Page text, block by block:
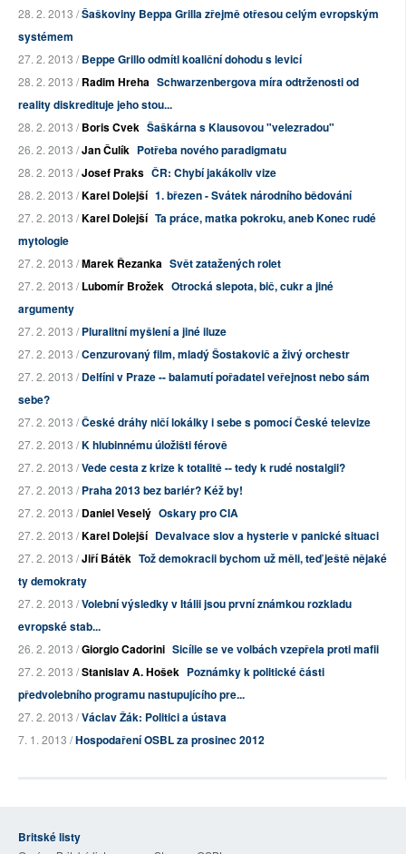
28. 2. 2013 /Šaškoviny Beppa Grilla zřejmě otřesou celým evropským
systémem
27. 2. 2013 /Beppe Grillo odmítl koaliční dohodu s levicí
28. 2. 2013 /Radim Hreha Schwarzenbergova míra odtrženosti od
reality diskredituje jeho stou...
28. 2. 2013 /Boris Cvek Šaškárna s Klausovou "velezradou"
26. 2. 2013 /Jan Čulík Potřeba nového paradigmatu
28. 2. 2013 /Josef Praks ČR: Chybí jakákoliv vize
28. 2. 2013 /Karel Dolejší 1. březen - Svátek národního bědování
27. 2. 2013 /Karel Dolejší Ta práce, matka pokroku, aneb Konec rudé
mytologie
27. 2. 2013 /Marek Řezanka Svět zatažených rolet
27. 2. 2013 /Lubomír Brožek Otrocká slepota, bič, cukr a jiné
argumenty
27. 2. 2013 /Pluralitní myšlení a jiné iluze
27. 2. 2013 /Cenzurovaný film, mladý Šostakovič a živý orchestr
27. 2. 2013 /Delfíni v Praze -- balamutí pořadatel veřejnost nebo sám
sebe?
27. 2. 2013 /České dráhy ničí lokálky i sebe s pomocí České televize
27. 2. 2013 /K hlubinnému úložišti férově
27. 2. 2013 /Vede cesta z krize k totalitě -- tedy k rudé nostalgii?
27. 2. 2013 /Praha 2013 bez bariér? Kéž by!
27. 2. 2013 /Daniel Veselý Oskary pro CIA
27. 2. 2013 /Karel Dolejší Devalvace slov a hysterie v panické situaci
27. 2. 2013 /Jiří Bátěk Tož demokracii bychom už měli, teď ještě nějaké
ty demokraty
27. 2. 2013 /Volební výsledky v Itálii jsou první známkou rozkladu
evropské stab...
26. 2. 2013 /Giorgio Cadorini Sicílie se ve volbách vzepřela proti mafii
27. 2. 2013 /Stanislav A. Hošek Poznámky k politické části
předvolebního programu nastupujícího pre...
27. 2. 2013 /Václav Žák: Politici a ústava
7. 1. 2013 /Hospodaření OSBL za prosinec 2012
Britské listy